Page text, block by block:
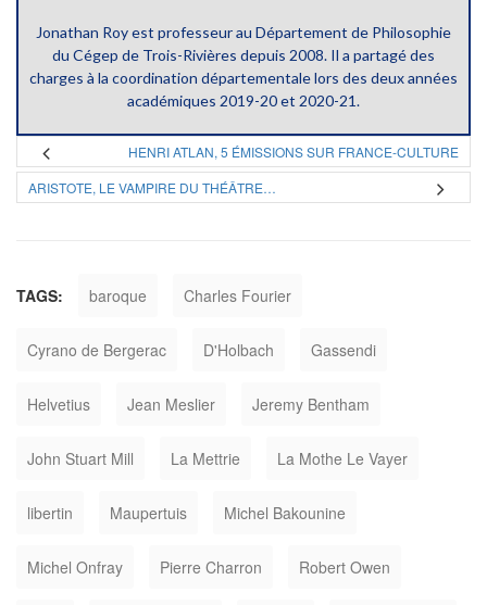
Jonathan Roy est professeur au Département de Philosophie
du Cégep de Trois-Rivières depuis 2008. Il a partagé des
charges à la coordination départementale lors des deux années
académiques 2019-20 et 2020-21.
HENRI ATLAN, 5 ÉMISSIONS SUR FRANCE-CULTURE
ARISTOTE, LE VAMPIRE DU THÉÂTRE…
TAGS: baroque Charles Fourier
Cyrano de Bergerac D'Holbach Gassendi
Helvetius Jean Meslier Jeremy Bentham
John Stuart Mill La Mettrie La Mothe Le Vayer
libertin Maupertuis Michel Bakounine
Michel Onfray Pierre Charron Robert Owen